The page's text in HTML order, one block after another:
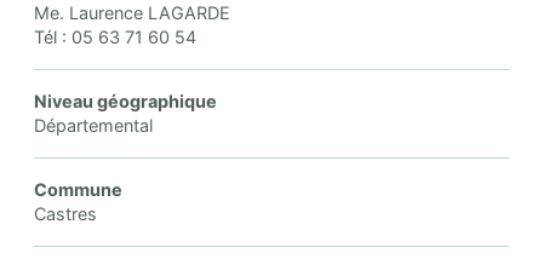
Me. Laurence LAGARDE
Tél : 05 63 71 60 54
Niveau géographique
Départemental
Commune
Castres